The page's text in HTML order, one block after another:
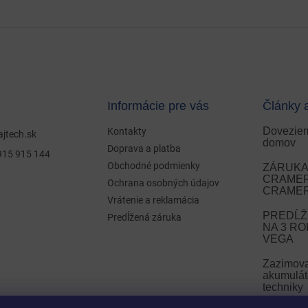
915 144
Informácie pre vás
Kontakty
Doprava a platba
Obchodné podmienky
Ochrana osobných údajov
Vrátenie a reklamácia
Predĺžená záruka
Články
domov
NA 3
VEGA
techniky